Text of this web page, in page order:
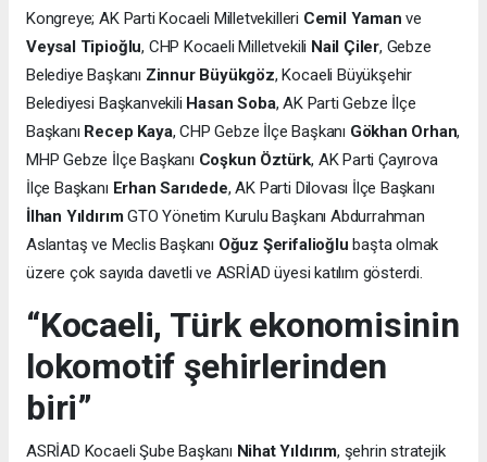
Kongreye; AK Parti Kocaeli Milletvekilleri Cemil Yaman ve
Veysal Tipioğlu, CHP Kocaeli Milletvekili Nail Çiler, Gebze
Belediye Başkanı Zinnur Büyükgöz, Kocaeli Büyükşehir
Belediyesi Başkanvekili Hasan Soba, AK Parti Gebze İlçe
Başkanı Recep Kaya, CHP Gebze İlçe Başkanı Gökhan Orhan,
MHP Gebze İlçe Başkanı Coşkun Öztürk, AK Parti Çayırova
İlçe Başkanı Erhan Sarıdede, AK Parti Dilovası İlçe Başkanı
İlhan YıldırımGTO Yönetim Kurulu Başkanı Abdurrahman
Aslantaş ve Meclis Başkanı Oğuz Şerifalioğlu başta olmak
üzere çok sayıda davetli ve ASRİAD üyesi katılım gösterdi.
“Kocaeli, Türk ekonomisinin
lokomotif şehirlerinden
biri”
ASRİAD Kocaeli Şube Başkanı Nihat Yıldırım, şehrin stratejik